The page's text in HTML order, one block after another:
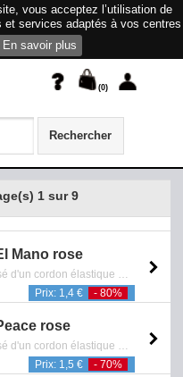
vous acceptez l’utilisation de
et services adaptés à vos centres
En savoir plus
(0)
Rechercher
1 sur 9
Mano rose
Bracelet souple composé d'un cordon élastique et d'un pendentif représentant une main incrusté de cristaux blancs avec finition dorée - Sans Nickel - Reference: 0601.152.0909
Prix: 1,4 €
- 80%
rose
Bracelet souple composé d'un cordon élastique et d'un pendentif représentant le symbole de la paix avec finition argentée - Sans Nickel - Reference: 0601.077.0609
Prix: 1,5 €
- 70%